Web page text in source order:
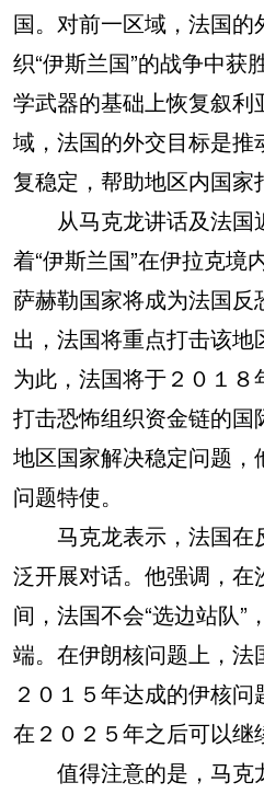
国。对前一区域，法国的
织“伊斯兰国”的战争中获
学武器的基础上恢复叙利
域，法国的外交目标是
复稳定，帮助地区内国家
从马克龙讲话及法国
着“伊斯兰国”在伊拉克境
萨赫勒国家将成为法国
出，法国将重点打击该地
为此，法国将于２０１
打击恐怖组织资金链的
地区国家解决稳定问题
问题特使。
马克龙表示，法国在
泛开展对话。他强调，在
间，法国不会“选边站队”
端。在伊朗核问题上，
２０１５年达成的伊核
在２０２５年之后可以继
值得注意的是，马克